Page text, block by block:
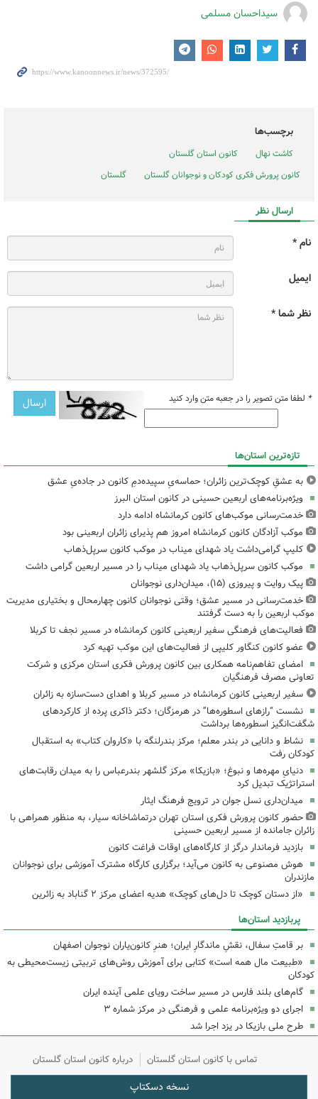
سیداحسان مسلمی
برچسب‌ها
کاشت نهال
کانون استان گلستان
کانون پرورش فکری کودکان و نوجوانان گلستان
گلستان
ارسال نظر
نام *
ایمیل
نظر شما *
* لطفا متن تصویر را در جعبه متن وارد کنید
تازه‌ترین استان‌ها
به عشقِ کوچک‌ترین زائران؛ حماسه‌یِ سپیده‌دمِ کانون در جاده‌یِ عشق
ویژه‌برنامه‌های اربعین حسینی در کانون استان البرز
خدمت‌رسانی موکب‌های کانون کرمانشاه ادامه دارد
موکب آزادگان کانون کرمانشاه امروز هم پذیرای زائران اربعینی بود
کلیپ گرامی‌داشت یاد شهدای میناب در موکب کانون سرپل‌ذهاب
موکب کانون سرپل‌ذهاب یاد شهدای میناب را در مسیر اربعین گرامی داشت
پیک روایت و پیروزی (۱۵)، میدان‌داری نوجوانان
خدمت‌رسانی در مسیر عشق؛ وقتی نوجوانان کانون چهارمحال و بختیاری مدیریت
موکب اربعین را به دست گرفتند
فعالیت‌های فرهنگی سفیر اربعینی کانون کرمانشاه در مسیر نجف تا کربلا
عضو کانون کنگاور کلیپی از فعالیت‌های این موکب تهیه کرد
امضای تفاهم‌نامه همکاری بین کانون پرورش فکری استان مرکزی و شرکت
تعاونی مصرف فرهنگیان
سفیر اربعینی کانون کرمانشاه در مسیر کربلا و اهدای دست‌سازه به زائران
نشست “رازهای اسطوره‌ها” در هرمزگان؛ دکتر ذاکری پرده از کارکردهای
شگفت‌انگیز اسطوره‌ها برداشت
نشاط و دانایی در بندر معلم؛ مرکز بندرلنگه با «کاروان کتاب» به استقبال
کودکان رفت
دنیایِ مهره‌ها و نبوغ؛ «بازیکا» مرکز گلشهر بندرعباس را به میدان رقابت‌های
استراتژیک تبدیل کرد
میدان‌داری نسل جوان در ترویج فرهنگ ایثار
حضور کانون پرورش فکری استان تهران درتماشاخانه سیار، به منظور همراهی با
زائران جامانده از مسیر اربعین حسینی
بازدید فرماندار درگز از کارگاه‌های اوقات فراغت کانون
هوش مصنوعی به کانون می‌آید؛ برگزاری کارگاه مشترک آموزشی برای نوجوانان
مازندران
«از دستان کوچک تا دل‌های کوچک» هدیه اعضای مرکز ۲ گناباد به زائرین
پربازدید استان‌ها
بر قامتِ سفال، نقشِ ماندگارِ ایران؛ هنرِ کانون‌یاران نوجوان اصفهان
«طبیعت مال همه است» کتابی برای آموزش روش‌های تربیتی زیست‌محیطی به
کودکان
گام‌های بلند فارس در مسیر ساخت رویای علمی آینده ایران
اجرای دو ویژه‌برنامه علمی و فرهنگی در مرکز شماره ۳
طرح ملی بازیکا در یزد اجرا شد
تماس با کانون استان گلستان درباره کانون استان گلستان
نسخه دسکتاپ